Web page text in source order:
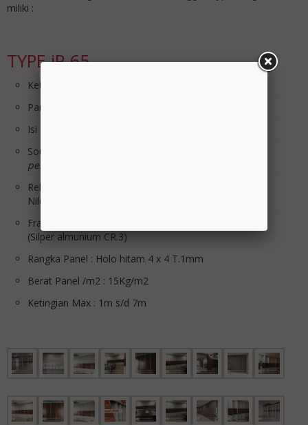
miliki :
TYPE iP-65
Ketebalan ip-65 : 65mm
Panel : Pb.Acoustic 12mm x2
Isi Panel : Glasswool 32Kg/m3
Sound Rating STC : MAX 25db
pengkondisian ruangan Acoutic
Rell & Roda : Rell Alumunium & Roda Bering, Roda
Nilon
Frame list sisi Panel : Alumunium Natural Anodized
(Silper almunium CR.3)
Rangka Panel : Holo hitam 4 x 4 T.1mm
Berat Panel /m2 : 15Kg/m2
Ketingian Max : 1m s/d 7m